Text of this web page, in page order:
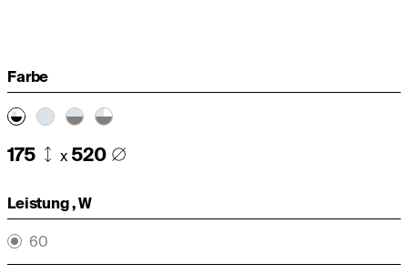
Farbe
175 x 520
Leistung , W
60